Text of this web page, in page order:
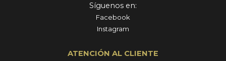
Síguenos en:
Facebook
Instagram
ATENCIÓN AL CLIENTE